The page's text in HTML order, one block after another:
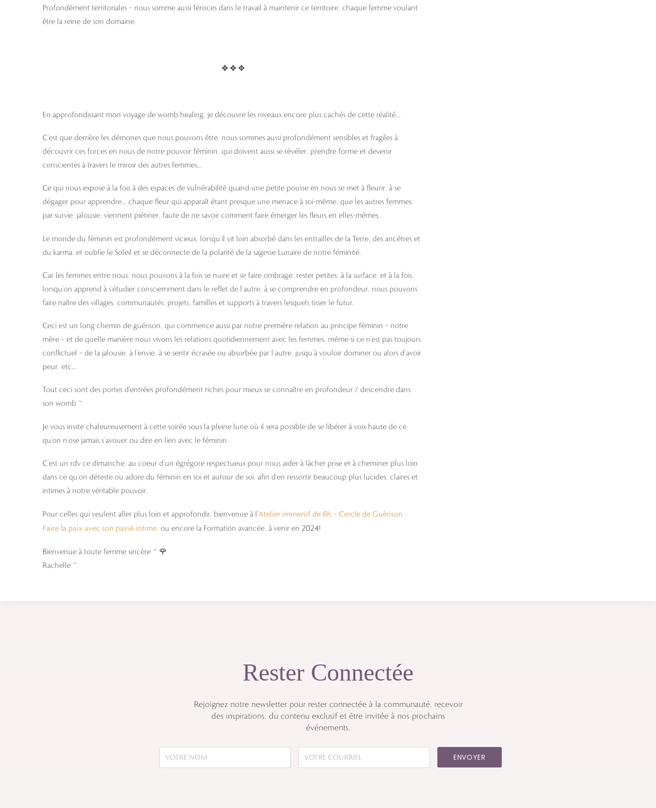
Profondément territoriales – nous somme aussi féroces dans le travail à maintenir ce territoire, chaque femme voulant
être la reine de son domaine.
✥ ✥ ✥
En approfondissant mon voyage de womb healing, je découvre les niveaux encore plus cachés de cette réalité…
C’est que derrière les démones que nous pouvons être, nous sommes aussi profondément sensibles et fragiles à
découvrir ces forces en nous de notre pouvoir féminin, qui doivent aussi se révéler, prendre forme et devenir
conscientes à travers le miroir des autres femmes…
Ce qui nous expose à la fois à des espaces de vulnérabilité quand une petite pousse en nous se met à fleurir, à se
dégager pour apprendre… chaque fleur qui apparaît étant presque une menace à soi-même, que les autres femmes,
par survie, jalousie, viennent piétiner, faute de ne savoir comment faire émerger les fleurs en elles-mêmes.
Le monde du féminin est profondément vicieux, lorsqu’il vit loin absorbé dans les entrailles de la Terre, des ancêtres et
du karma, et oublie le Soleil et se déconnecte de la polarité de la sagesse Lunaire de notre féminité.
Car les femmes entre nous, nous pouvons à la fois se nuire et se faire ombrage, rester petites, à la surface, et à la fois,
lorsqu’on apprend à s’étudier consciemment dans le reflet de l’autre, à se comprendre en profondeur, nous pouvons
faire naître des villages, communautés, projets, familles et supports à travers lesquels tisser le futur.
Ceci est un long chemin de guérison, qui commence aussi par notre première relation au principe féminin – notre
mère – et de quelle manière nous vivons les relations quotidiennement avec les femmes, même si ce n’est pas toujours
conflictuel – de la jalousie, à l’envie, à se sentir écrasée ou absorbée par l’autre, jusqu’à vouloir dominer ou alors d’avoir
peur, etc…
Tout ceci sont des portes d’entrées profondément riches pour mieux se connaître en profondeur / descendre dans
son womb ~
Je vous invite chaleureusement à cette soirée sous la pleine lune où il sera possible de se libérer à voix haute de ce
qu’on n’ose jamais s’avouer ou dire en lien avec le féminin.
C’est un rdv ce dimanche, au coeur d’un égrégore respectueux pour nous aider à lâcher prise et à cheminer plus loin
dans ce qu’on déteste ou adore du féminin en soi et autour de soi, afin d’en ressortir beaucoup plus lucides, claires et
intimes à notre véritable pouvoir.
Pour celles qui veulent aller plus loin et approfondir, bienvenue à l’Atelier immersif de 6h – Cercle de Guérison :
Faire la paix avec son passé intime, ou encore la Formation avancée, à venir en 2024!
Bienvenue à toute femme sincère ~ 🌹
Rachelle ~
Rester Connectée
Rejoignez notre newsletter pour rester connectée à la communauté, recevoir
des inspirations, du contenu exclusif et être invitée à nos prochains
événements.
ENVOYER